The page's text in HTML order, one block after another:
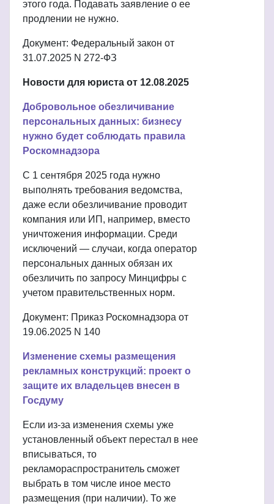
этого года. Подавать заявление о ее
продлении не нужно.
Документ: Федеральный закон от
31.07.2025 N 272-ФЗ
Новости для юриста от 12.08.2025
Добровольное обезличивание
персональных данных: бизнесу
нужно будет соблюдать правила
Роскомнадзора
С 1 сентября 2025 года нужно
выполнять требования ведомства,
даже если обезличивание проводит
компания или ИП, например, вместо
уничтожения информации. Среди
исключений — случаи, когда оператор
персональных данных обязан их
обезличить по запросу Минцифры с
учетом правительственных норм.
Документ: Приказ Роскомнадзора от
19.06.2025 N 140
Изменение схемы размещения
рекламных конструкций: проект о
защите их владельцев внесен в
Госдуму
Если из-за изменения схемы уже
установленный объект перестал в нее
вписываться, то
рекламораспространитель сможет
выбрать в том числе иное место
размещения (при наличии). То же